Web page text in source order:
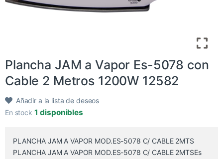
Plancha JAM a Vapor Es-5078 con
Cable 2 Metros 1200W 12582
Añadir a la lista de deseos
En stock 1 disponibles
PLANCHA JAM A VAPOR MOD.ES-5078 C/ CABLE 2MTS
PLANCHA JAM A VAPOR MOD.ES-5078 C/ CABLE 2MTSEs